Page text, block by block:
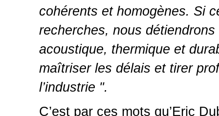
cohérents et homogènes. Si
recherches, nous
acoustique, thermique et
maîtriser les délais et tirer
l’industrie ".
C’est par ces mots qu’Eric